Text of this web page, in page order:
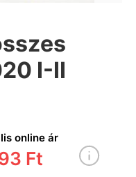
I-II
online ár
Ft